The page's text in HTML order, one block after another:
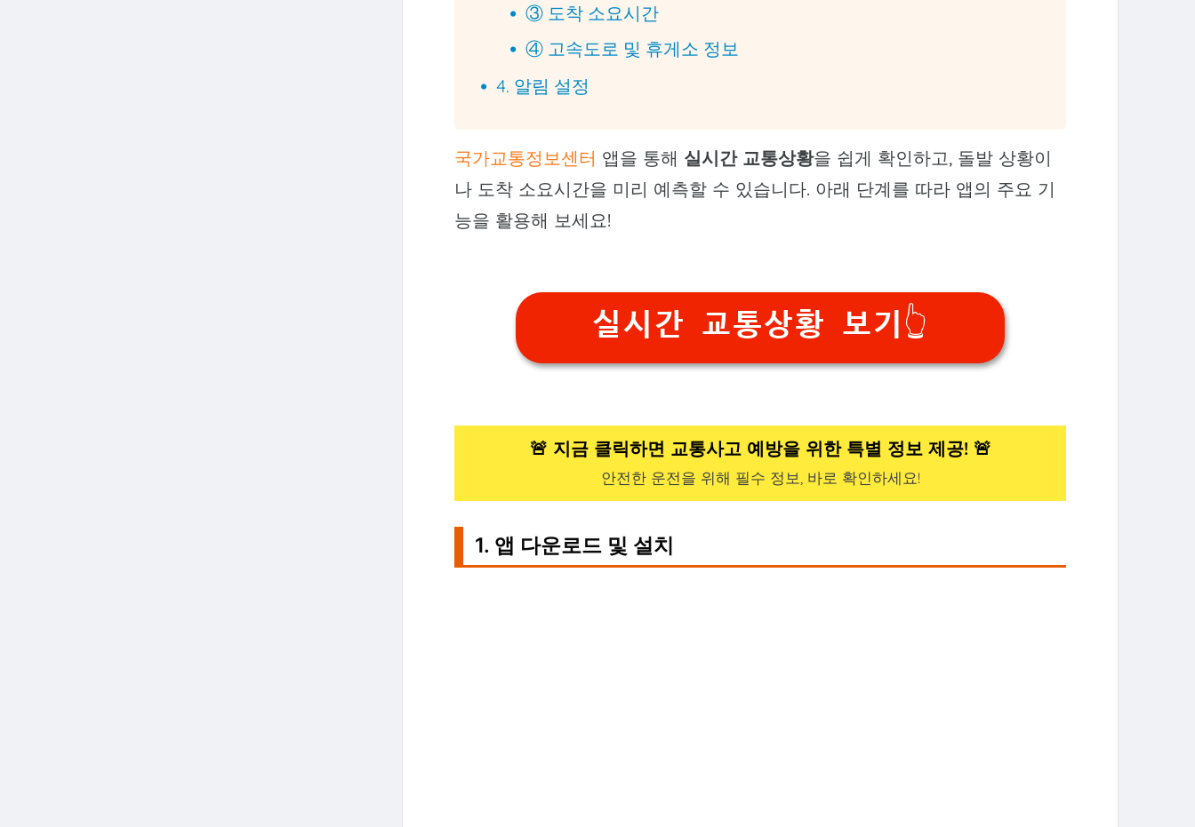
③ 도착 소요시간
④ 고속도로 및 휴게소 정보
4. 알림 설정
국가교통정보센터 앱을 통해 실시간 교통상황을 쉽게 확인하고, 돌발 상황이
나 도착 소요시간을 미리 예측할 수 있습니다. 아래 단계를 따라 앱의 주요 기
능을 활용해 보세요!
실시간 교통상황 보기👆
🚨 지금 클릭하면 교통사고 예방을 위한 특별 정보 제공! 🚨
안전한 운전을 위해 필수 정보, 바로 확인하세요!
1. 앱 다운로드 및 설치